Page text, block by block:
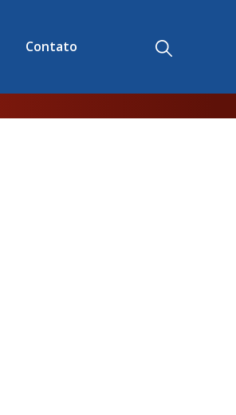
Contato